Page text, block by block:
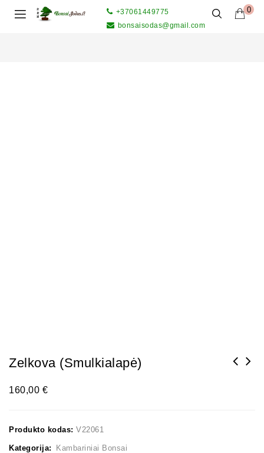
0
+37061449775
bonsaisodas@gmail.com
Zelkova (smulkialapė)
160,00€
Produkto kodas: V22061
Kategorija: Kambariniai Bonsai